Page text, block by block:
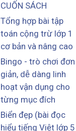
CUỐN SÁCH
Tổng hợp bài tập
toán cộng trừ lớp 1
cơ bản và nâng cao
Bingo - trò chơi đơn
giản, dễ dàng linh
hoạt vận dụng cho
từng mục đích
Biển đẹp (bài đọc
hiểu tiếng Việt lớp 5